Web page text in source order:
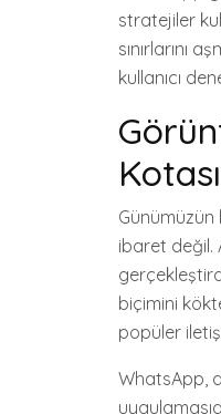
stratejiler
sınırlarını
kullanıcı
Günümüzün
ibaret değil.
biçimini
popüler
WhatsApp,